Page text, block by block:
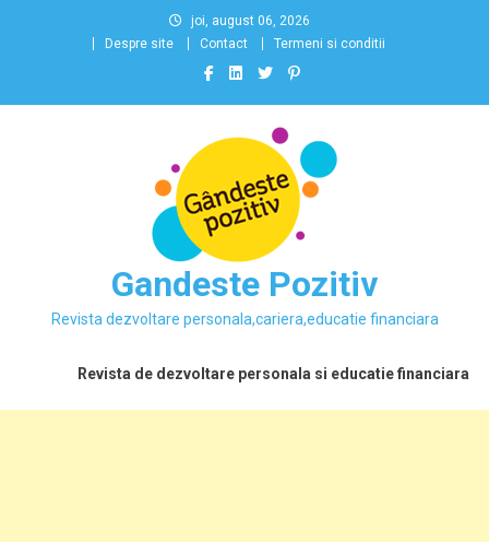
joi, august 06, 2026
Despre site
Contact Termeni si conditii
Gandeste Pozitiv
Revista dezvoltare personala,cariera,educatie financiara
Revista de dezvoltare personala si educatie financiara